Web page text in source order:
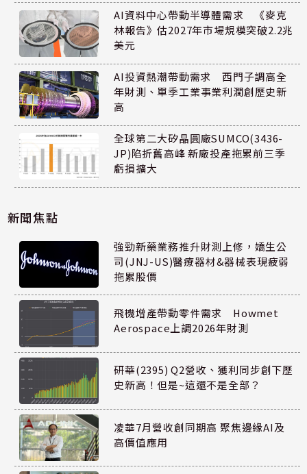
AI資料中心帶動半導體需求 《麥克
林報告》估2027年市場規模突破2.2兆
美元
AI投資熱潮帶動需求 西門子調高全
年財測、單季工業事業利潤創歷史新
高
全球第二大矽晶圓廠SUMCO(3436-
JP)陷折舊高峰 新廠投產拖累前三季
虧損擴大
新聞焦點
強勁新藥業務推升財測上修，嬌生公
司(JNJ-US)醫療器材&器械表現疲弱
拖累股價
飛機增產帶動零件需求 Howmet
Aerospace上調2026年財測
研華(2395) Q2營收、獲利同步創下歷
史新高！但是~這還不是全部？
凌華7月營收創同期高 聚焦邊緣AI及
高價值應用